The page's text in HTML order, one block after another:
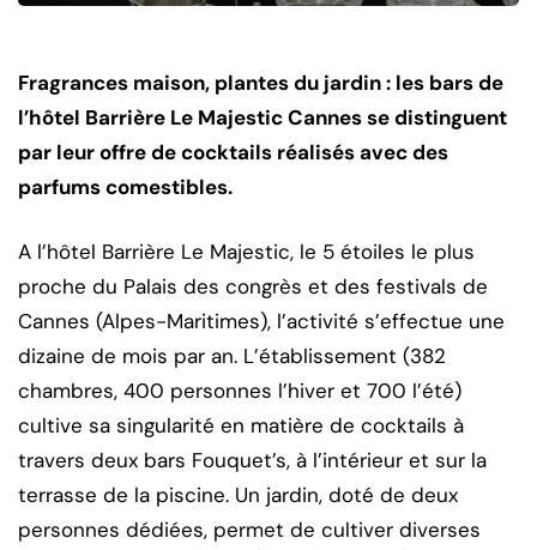
Fragrances maison, plantes du jardin : les bars de
l’hôtel Barrière Le Majestic Cannes se distinguent
par leur offre de cocktails réalisés avec des
parfums comestibles.
A l’hôtel Barrière Le Majestic, le 5 étoiles le plus
proche du Palais des congrès et des festivals de
Cannes (Alpes-Maritimes), l’activité s’effectue une
dizaine de mois par an. L’établissement (382
chambres, 400 personnes l’hiver et 700 l’été)
cultive sa singularité en matière de cocktails à
travers deux bars Fouquet’s, à l’intérieur et sur la
terrasse de la piscine. Un jardin, doté de deux
personnes dédiées, permet de cultiver diverses